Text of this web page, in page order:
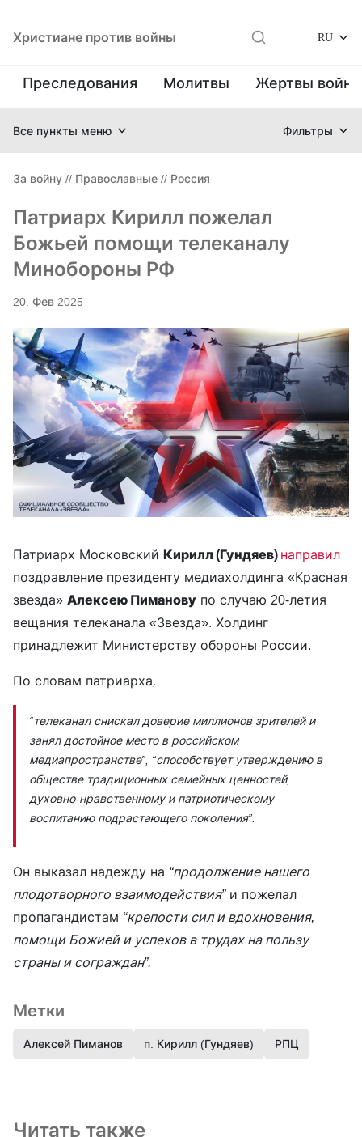
Христиане против войны RU
Преследования Молитвы Жертвы
Все пункты меню Фильтры
За войну // Православные // Россия
Патриарх Кирилл пожелал
Божьей помощи телеканалу
Минобороны РФ
20. Фев 2025
Патриарх Московский Кирилл (Гундяев) направил
поздравление президенту медиахолдинга «Красная
звезда» Алексею Пиманову по случаю 20-летия
вещания телеканала «Звезда». Холдинг
принадлежит Министерству обороны России.
По словам патриарха,
“телеканал снискал доверие миллионов зрителей и
занял достойное место в российском
медиапространстве”, “способствует утверждению в
обществе традиционных семейных ценностей,
духовно-нравственному и патриотическому
воспитанию подрастающего поколения”.
Он выказал надежду на “продолжение нашего
плодотворного взаимодействия”и пожелал
пропагандистам “крепости сил и вдохновения,
помощи Божией и успехов в трудах на пользу
страны и сограждан”.
Метки
Алексей Пиманов п. Кирилл (Гундяев) РПЦ
Читать также